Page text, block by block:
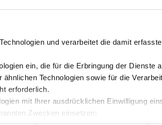
und verarbeitet die damit
ein, die für die Erbringung der Dienste
Technologien sowie für die
erforderlich.
mit Ihrer ausdrücklichen Einwilligung
Zwecken einsetzen: